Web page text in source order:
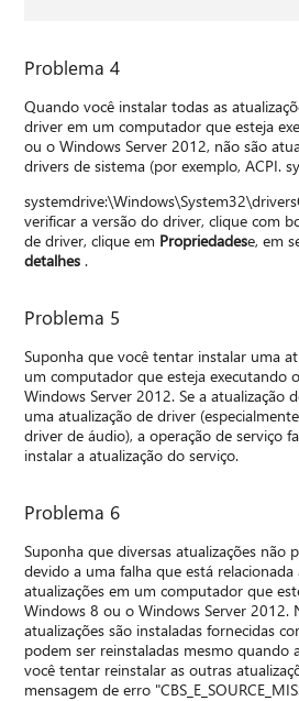
Problema 4
Quando você instalar todas as
driver em um computador que esteja
ou o Windows Server 2012, não são
drivers de sistema (por exemplo, ACPI.
verificar a versão do driver, clique com
de driver, clique em Propriedadese, em
detalhes .
Problema 5
Suponha que você tentar instalar uma
um computador que esteja executando
Windows Server 2012. Se a atualização
uma atualização de driver
driver de áudio), a operação de serviço
instalar a atualização do serviço.
Problema 6
Suponha que diversas atualizações não
devido a uma falha que está relacionada
atualizações em um computador que
Windows 8 ou o Windows Server 2012.
atualizações são instaladas fornecidas
podem ser reinstaladas mesmo quando
você tentar reinstalar as outras
mensagem de erro